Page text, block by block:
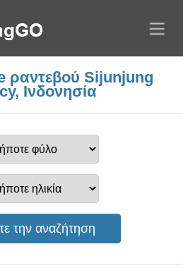
ραντεβού Sijunjung
Ινδονησία